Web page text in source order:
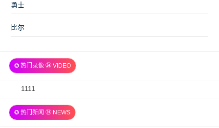
勇士
比尔
✪ 热门录像 ㉔ VIDEO
2026-
06
1111
✪ 热门新闻 ㉔ NEWS